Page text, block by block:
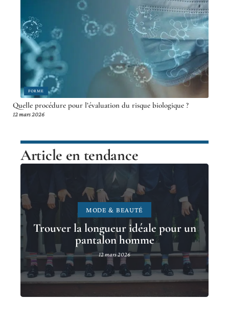
FORME
Quelle procédure pour l’évaluation du risque biologique ?
12 mars 2026
Article en tendance
MODE & BEAUTÉ
Trouver la longueur idéale pour un
pantalon homme
12 mars 2026